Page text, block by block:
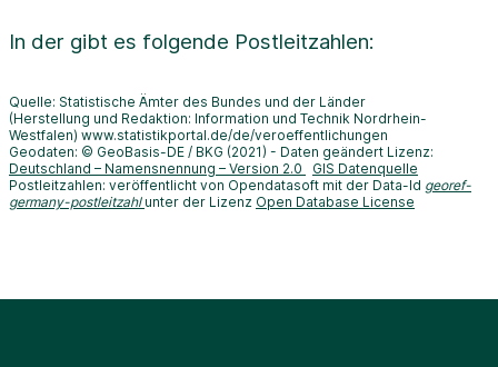
In der gibt es folgende Postleitzahlen:
Quelle: Statistische Ämter des Bundes und der Länder
(Herstellung und Redaktion: Information und Technik Nordrhein-
Westfalen) www.statistikportal.de/de/veroeffentlichungen
Geodaten: © GeoBasis-DE / BKG (2021) - Daten geändert Lizenz:
Deutschland – Namensnennung – Version 2.0
GIS Datenquelle
Postleitzahlen: veröffentlicht von Opendatasoft mit der Data-Id georef-
germany-postleitzahl unter der Lizenz Open Database License